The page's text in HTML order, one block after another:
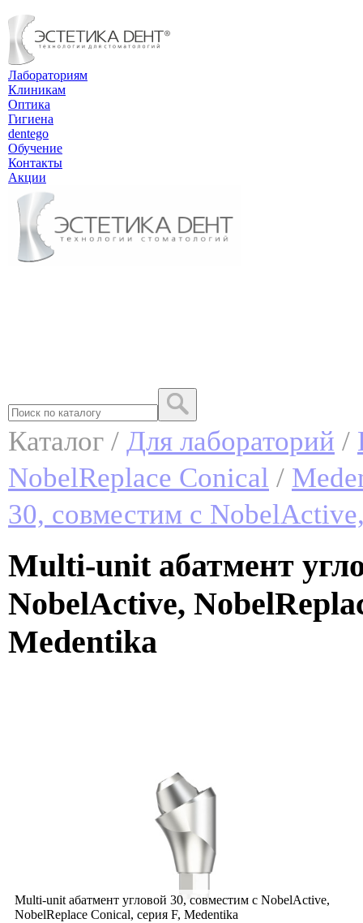
Лабораториям
Клиникам
Оптика
Гигиена
dentego
Обучение
Контакты
Акции
Каталог / Для лабораторий /
NobelReplace Conical /
30, совместим с
Multi-unit абатмент
NobelActive,
Medentika
Multi-unit абатмент угловой 30, совместим с NobelActive,
NobelReplace Conical, серия F, Medentika